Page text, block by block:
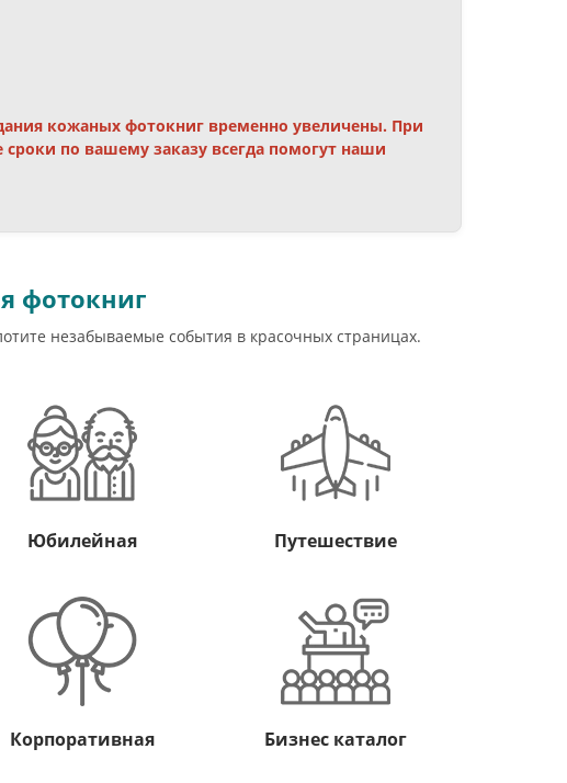
кожаных фотокниг временно увеличены. При
по вашему заказу всегда помогут наши
фотокниг
незабываемые события в красочных страницах.
Юбилейная Путешествие
Корпоративная Бизнес каталог